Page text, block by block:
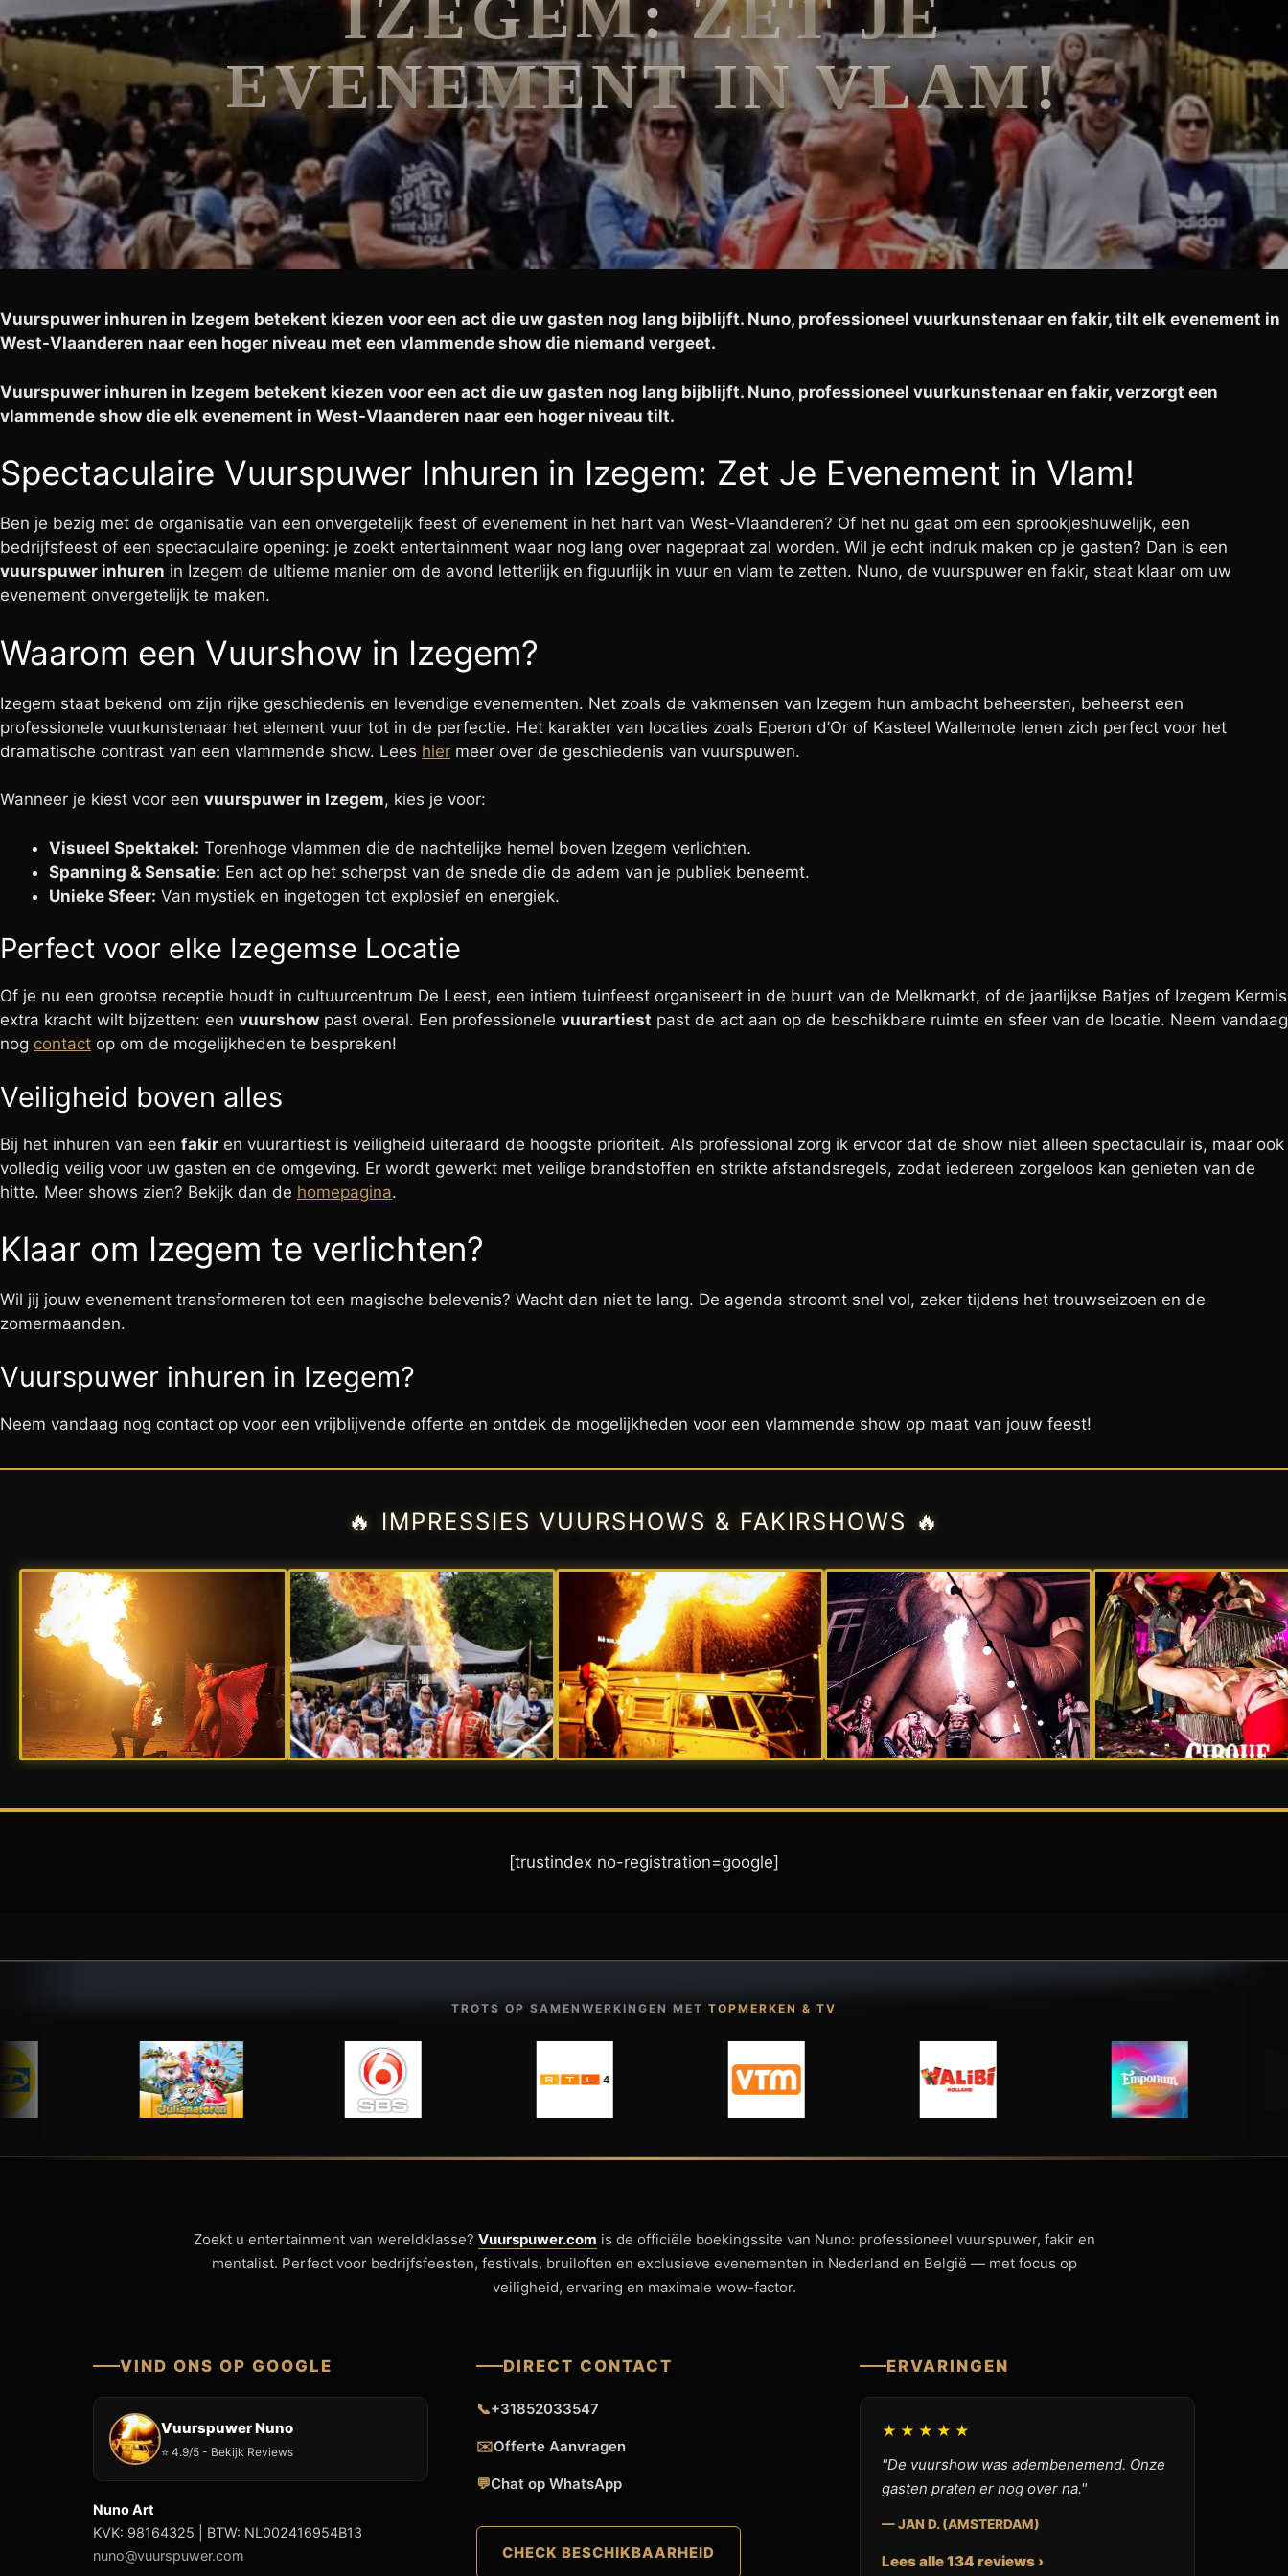
IZEGEM: ZET JE
EVENEMENT IN VLAM!
Vuurspuwer inhuren in Izegem betekent kiezen voor een act die uw gasten nog lang bijblijft. Nuno, professioneel vuurkunstenaar en fakir, tilt elk evenement in
West-Vlaanderen naar een hoger niveau met een vlammende show die niemand vergeet.
Vuurspuwer inhuren in Izegem betekent kiezen voor een act die uw gasten nog lang bijblijft. Nuno, professioneel vuurkunstenaar en fakir, verzorgt een
vlammende show die elk evenement in West-Vlaanderen naar een hoger niveau tilt.
Spectaculaire Vuurspuwer Inhuren in Izegem: Zet Je Evenement in Vlam!
Ben je bezig met de organisatie van een onvergetelijk feest of evenement in het hart van West-Vlaanderen? Of het nu gaat om een sprookjeshuwelijk, een
bedrijfsfeest of een spectaculaire opening: je zoekt entertainment waar nog lang over nagepraat zal worden. Wil je echt indruk maken op je gasten? Dan is een
vuurspuwer inhuren in Izegem de ultieme manier om de avond letterlijk en figuurlijk in vuur en vlam te zetten. Nuno, de vuurspuwer en fakir, staat klaar om uw
evenement onvergetelijk te maken.
Waarom een Vuurshow in Izegem?
Izegem staat bekend om zijn rijke geschiedenis en levendige evenementen. Net zoals de vakmensen van Izegem hun ambacht beheersten, beheerst een
professionele vuurkunstenaar het element vuur tot in de perfectie. Het karakter van locaties zoals Eperon d’Or of Kasteel Wallemote lenen zich perfect voor het
dramatische contrast van een vlammende show. Lees hier meer over de geschiedenis van vuurspuwen.
Wanneer je kiest voor een vuurspuwer in Izegem, kies je voor:
Visueel Spektakel: Torenhoge vlammen die de nachtelijke hemel boven Izegem verlichten.
Spanning & Sensatie: Een act op het scherpst van de snede die de adem van je publiek beneemt.
Unieke Sfeer: Van mystiek en ingetogen tot explosief en energiek.
Perfect voor elke Izegemse Locatie
Of je nu een grootse receptie houdt in cultuurcentrum De Leest, een intiem tuinfeest organiseert in de buurt van de Melkmarkt, of de jaarlijkse Batjes of Izegem Kermis
extra kracht wilt bijzetten: een vuurshow past overal. Een professionele vuurartiest past de act aan op de beschikbare ruimte en sfeer van de locatie. Neem vandaag
nog contact op om de mogelijkheden te bespreken!
Veiligheid boven alles
Bij het inhuren van een fakir en vuurartiest is veiligheid uiteraard de hoogste prioriteit. Als professional zorg ik ervoor dat de show niet alleen spectaculair is, maar ook
volledig veilig voor uw gasten en de omgeving. Er wordt gewerkt met veilige brandstoffen en strikte afstandsregels, zodat iedereen zorgeloos kan genieten van de
hitte. Meer shows zien? Bekijk dan de homepagina.
Klaar om Izegem te verlichten?
Wil jij jouw evenement transformeren tot een magische belevenis? Wacht dan niet te lang. De agenda stroomt snel vol, zeker tijdens het trouwseizoen en de
zomermaanden.
Vuurspuwer inhuren in Izegem?
Neem vandaag nog contact op voor een vrijblijvende offerte en ontdek de mogelijkheden voor een vlammende show op maat van jouw feest!
🔥 IMPRESSIES VUURSHOWS & FAKIRSHOWS 🔥
[trustindex no-registration=google]
TROTS OP SAMENWERKINGEN MET TOPMERKEN & TV
Zoekt u entertainment van wereldklasse? Vuurspuwer.com is de officiële boekingssite van Nuno: professioneel vuurspuwer, fakir en
mentalist. Perfect voor bedrijfsfeesten, festivals, bruiloften en exclusieve evenementen in Nederland en België — met focus op
veiligheid, ervaring en maximale wow-factor.
VIND ONS OP GOOGLE
Vuurspuwer Nuno
⭐ 4.9/5 - Bekijk Reviews
Nuno Art
KVK: 98164325 | BTW: NL002416954B13
nuno@vuurspuwer.com
DIRECT CONTACT
📞+31852033547
✉️Offerte Aanvragen
💬Chat op WhatsApp
CHECK BESCHIKBAARHEID
ERVARINGEN
★★★★★
"De vuurshow was adembenemend. Onze
gasten praten er nog over na."
— JAN D. (AMSTERDAM)
Lees alle 134 reviews ›